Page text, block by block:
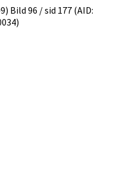
Bild 96 / sid 177 (AID: